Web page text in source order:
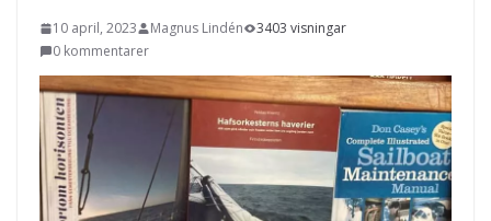
10 april, 2023 Magnus Lindén
3403 visningar
0 kommentarer